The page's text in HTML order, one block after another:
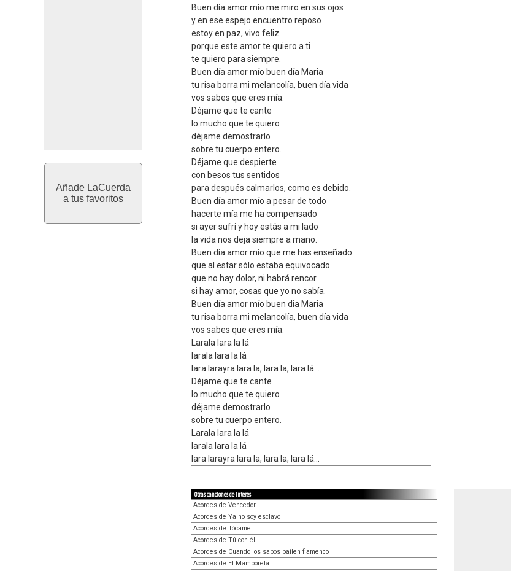
Añade LaCuerda
a tus favoritos
Buen día amor mío me miro en sus ojos
y en ese espejo encuentro reposo
estoy en paz, vivo feliz
porque este amor te quiero a ti
te quiero para siempre.
Buen día amor mío buen día Maria
tu risa borra mi melancolía, buen día vida
vos sabes que eres mía.
Déjame que te cante
lo mucho que te quiero
déjame demostrarlo
sobre tu cuerpo entero.
Déjame que despierte
con besos tus sentidos
para después calmarlos, como es debido.
Buen día amor mío a pesar de todo
hacerte mía me ha compensado
si ayer sufrí y hoy estás a mi lado
la vida nos deja siempre a mano.
Buen día amor mío que me has enseñado
que al estar sólo estaba equivocado
que no hay dolor, ni habrá rencor
si hay amor, cosas que yo no sabía.
Buen día amor mío buen dia Maria
tu risa borra mi melancolía, buen día vida
vos sabes que eres mía.
Larala lara la lá
larala lara la lá
lara larayra lara la, lara la, lara lá...
Déjame que te cante
lo mucho que te quiero
déjame demostrarlo
sobre tu cuerpo entero.
Larala lara la lá
larala lara la lá
lara larayra lara la, lara la, lara lá...
Otras canciones de interés
Acordes de Vencedor
Acordes de Ya no soy esclavo
Acordes de Tócame
Acordes de Tú con él
Acordes de Cuando los sapos bailen flamenco
Acordes de El Mamboreta